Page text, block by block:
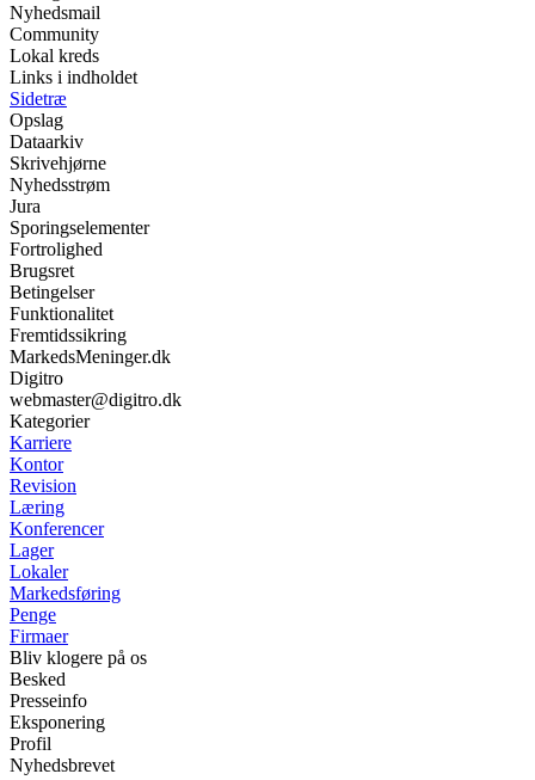
Nyhedsmail
Community
Lokal kreds
Links i indholdet
Sidetræ
Opslag
Dataarkiv
Skrivehjørne
Nyhedsstrøm
Jura
Sporingselementer
Fortrolighed
Brugsret
Betingelser
Funktionalitet
Fremtidssikring
MarkedsMeninger.dk
Digitro
webmaster@digitro.dk
Kategorier
Karriere
Kontor
Revision
Læring
Konferencer
Lager
Lokaler
Markedsføring
Penge
Firmaer
Bliv klogere på os
Besked
Presseinfo
Eksponering
Profil
Nyhedsbrevet